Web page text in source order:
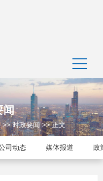
闻
>>时政要闻>> 正文
司动态 媒体报道 政